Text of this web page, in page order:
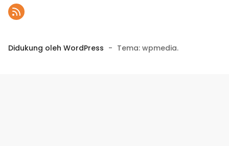
Didukung oleh WordPress - Tema: wpmedia.